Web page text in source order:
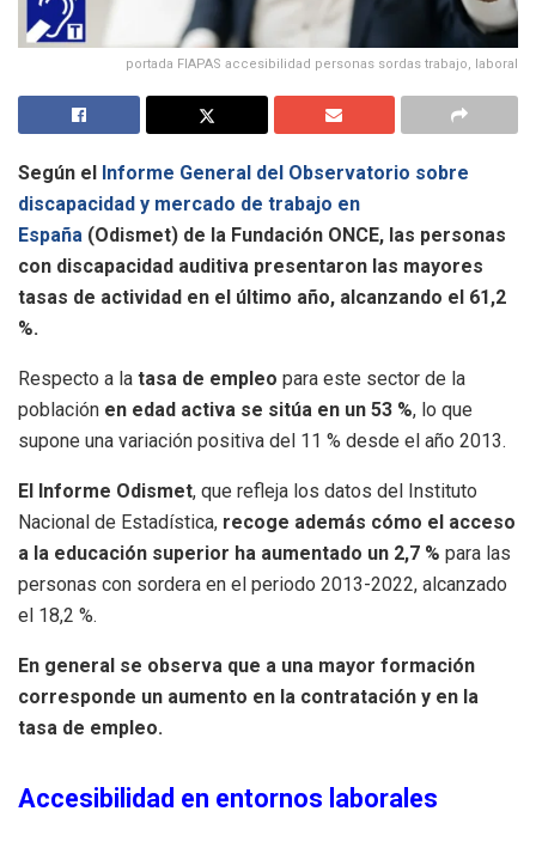
portada FIAPAS accesibilidad personas sordas trabajo, laboral
Según el
Informe General del Observatorio sobre
discapacidad y mercado de trabajo en
España (Odismet) de la Fundación ONCE, las personas
con discapacidad auditiva presentaron las mayores
tasas de actividad en el último año, alcanzando el 61,2
%.
Respecto a la tasa de empleo para este sector de la
población en edad activa se sitúa en un 53 %, lo que
supone una variación positiva del 11 % desde el año 2013.
El Informe Odismet, que refleja los datos del Instituto
Nacional de Estadística, recoge además cómo el acceso
a la educación superior ha aumentado un 2,7 % para las
personas con sordera en el periodo 2013-2022, alcanzado
el 18,2 %.
En general se observa que a una mayor formación
corresponde un aumento en la contratación y en la
tasa de empleo.
Accesibilidad en entornos laborales